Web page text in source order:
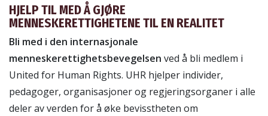
HJELP TIL MED Å GJØRE
MENNESKERETTIGHETENE TIL EN REALITET
Bli med i den internasjonale
menneskerettighetsbevegelsen ved å bli medlem i
United for Human Rights. UHR hjelper individer,
pedagoger, organisasjoner og regjeringsorganer i alle
deler av verden for å øke bevisstheten om